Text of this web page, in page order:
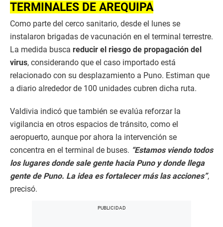
TERMINALES DE AREQUIPA
Como parte del cerco sanitario, desde el lunes se
instalaron brigadas de vacunación en el terminal terrestre.
La medida busca reducir el riesgo de propagación del
virus, considerando que el caso importado está
relacionado con su desplazamiento a Puno. Estiman que
a diario alrededor de 100 unidades cubren dicha ruta.
Valdivia indicó que también se evalúa reforzar la
vigilancia en otros espacios de tránsito, como el
aeropuerto, aunque por ahora la intervención se
concentra en el terminal de buses. “Estamos viendo todos
los lugares donde sale gente hacia Puno y donde llega
gente de Puno. La idea es fortalecer más las acciones”,
precisó.